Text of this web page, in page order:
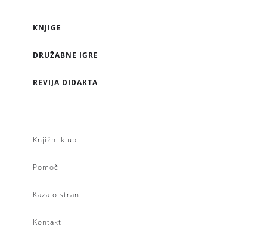
KNJIGE
DRUŽABNE IGRE
REVIJA DIDAKTA
Knjižni klub
Pomoč
Kazalo strani
Kontakt